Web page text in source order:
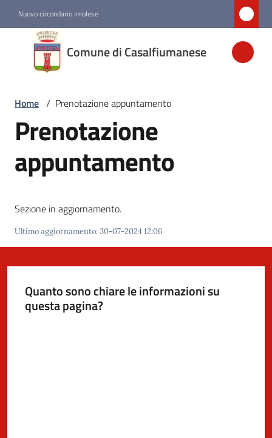
Nuovo circondario imolese
Comune di Casalfiumanese
Comune di
Casalfiumanese
Amministrazione
Novità
Servizi
Vivere
Casalfiumanese
5x1000
Home / Prenotazione appuntamento
Prenotazione
appuntamento
Sezione in aggiornamento.
Ultimo aggiornamento:30-07-2024 12:06
Quanto sono chiare le informazioni su
questa pagina?